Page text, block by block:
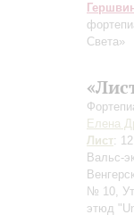
Света»
Елена
Лист:
Вальс-
№ 10,
этюд